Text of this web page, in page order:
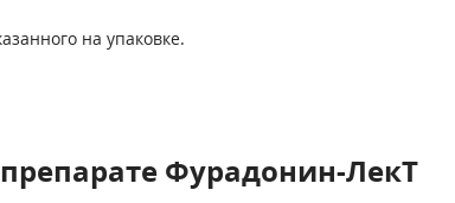
на упаковке.
Фурадонин-ЛекТ